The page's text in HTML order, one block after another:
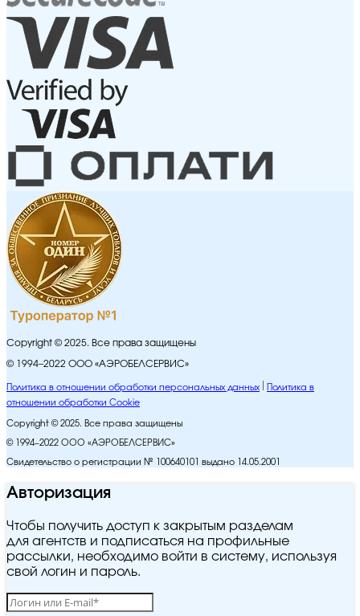
Copyright © 2025. Все права защищены
© 1994–2022 ООО «АЭРОБЕЛСЕРВИС»
Политика в отношении обработки персональных данных
Политика в
отношении обработки Cookie
Copyright © 2025. Все права защищены
© 1994–2022 ООО «АЭРОБЕЛСЕРВИС»
Свидетельство о регистрации № 100640101 выдано 14.05.2001
Авторизация
Чтобы получить доступ к закрытым разделам
для агентств и подписаться на профильные
рассылки, необходимо войти в систему, используя
свой логин и пароль.